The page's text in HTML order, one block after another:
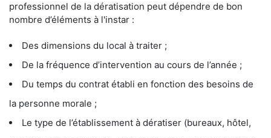
professionnel de la dératisation peut dépendre de bon
nombre d’éléments à l'instar :
Des dimensions du local à traiter ;
De la fréquence d’intervention au cours de l’année ;
Du temps du contrat établi en fonction des besoins de
la personne morale ;
Le type de l’établissement à dératiser (bureaux, hôtel,